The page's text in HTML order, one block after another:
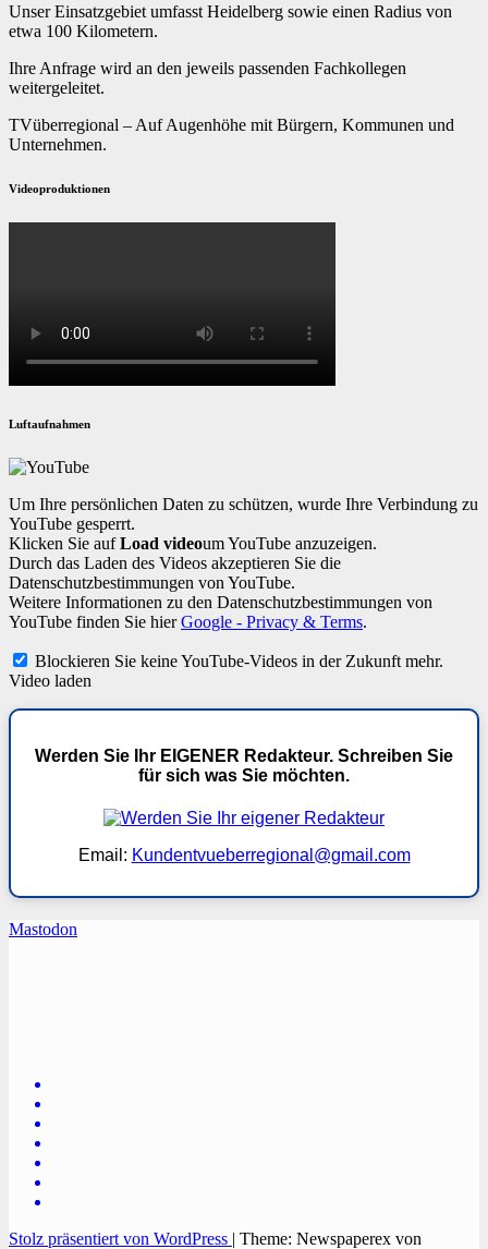
Unser Einsatzgebiet umfasst Heidelberg sowie einen Radius von
etwa 100 Kilometern.
Ihre Anfrage wird an den jeweils passenden Fachkollegen
weitergeleitet.
TVüberregional – Auf Augenhöhe mit Bürgern, Kommunen und
Unternehmen.
Videoproduktionen
Luftaufnahmen
Um Ihre persönlichen Daten zu schützen, wurde Ihre Verbindung zu
YouTube gesperrt.
Klicken Sie aufLoad videoum YouTube anzuzeigen.
Durch das Laden des Videos akzeptieren Sie die
Datenschutzbestimmungen von YouTube.
Weitere Informationen zu den Datenschutzbestimmungen von
YouTube finden Sie hierGoogle - Privacy & Terms.
Blockieren Sie keine YouTube-Videos in der Zukunft mehr.
Video laden
Werden Sie Ihr EIGENER Redakteur. Schreiben Sie
für sich was Sie möchten.
Email: Kundentvueberregional@gmail.com
Mastodon
Stolz präsentiert von WordPress | Theme: Newspaperex von